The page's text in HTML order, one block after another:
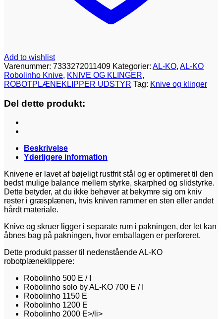
Add to wishlist
Varenummer: 7333272011409 Kategorier: AL-KO, AL-KO
Robolinho Knive, KNIVE OG KLINGER,
ROBOTPLÆNEKLIPPER UDSTYR Tag: Knive og klinger
Del dette produkt:
Beskrivelse
Yderligere information
Knivene er lavet af bøjeligt rustfrit stål og er optimeret til den
bedst mulige balance mellem styrke, skarphed og slidstyrke.
Dette betyder, at du ikke behøver at bekymre sig om kniv
rester i græsplænen, hvis kniven rammer en sten eller andet
hårdt materiale.
Knive og skruer ligger i separate rum i pakningen, der let kan
åbnes bag på pakningen, hvor emballagen er perforeret.
Dette produkt passer til nedenstående AL-KO
robotplæneklippere:
Robolinho 500 E / I
Robolinho solo by AL-KO 700 E / I
Robolinho 1150 E
Robolinho 1200 E
Robolinho 2000 E>/li>